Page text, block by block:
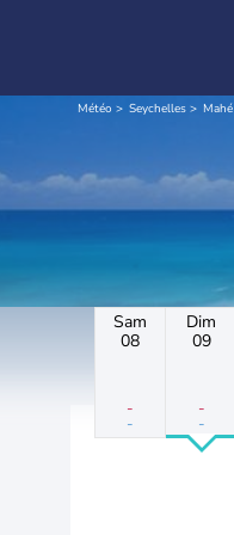
Météo Seychelles Mahé
Sam
08
-
-
Dim
09
-
-